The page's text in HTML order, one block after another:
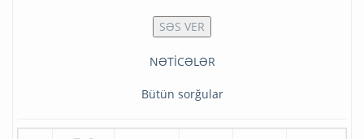
NƏTİCƏLƏR
Bütün sorğular